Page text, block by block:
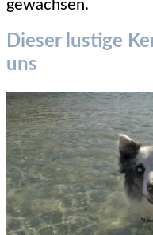
gewachsen.
Dieser lustige
uns